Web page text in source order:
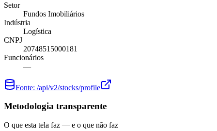
Setor
Fundos Imobiliários
Indústria
Logística
CNPJ
20748515000181
Funcionários
—
Fonte: /api/v2/stocks/profile
Metodologia transparente
O que esta tela faz — e o que não faz